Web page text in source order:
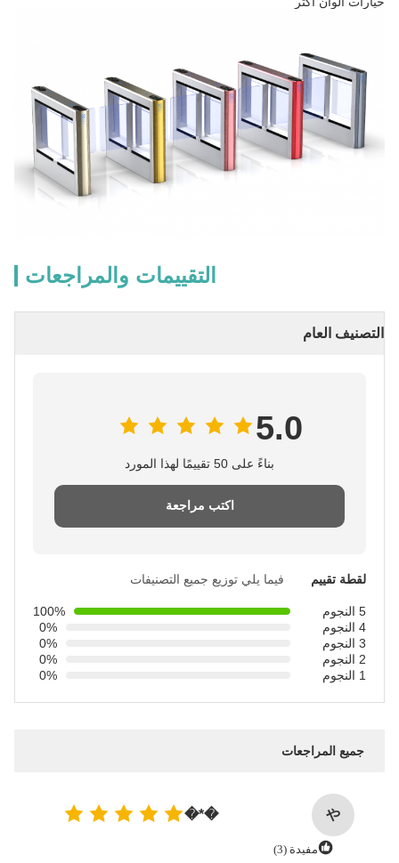
التقييمات والمراجعات
التصنيف العام
5.0
بناءً على 50 تقييمًا لهذا المورد
اكتب مراجعة
لقطة تقييم فيما يلي توزيع جميع التصنيفات
5 النجوم
100%
4 النجوم
0%
3 النجوم
0%
2 النجوم
0%
1 النجوم
0%
جميع المراجعات
や
�*�
مفيدة (3)